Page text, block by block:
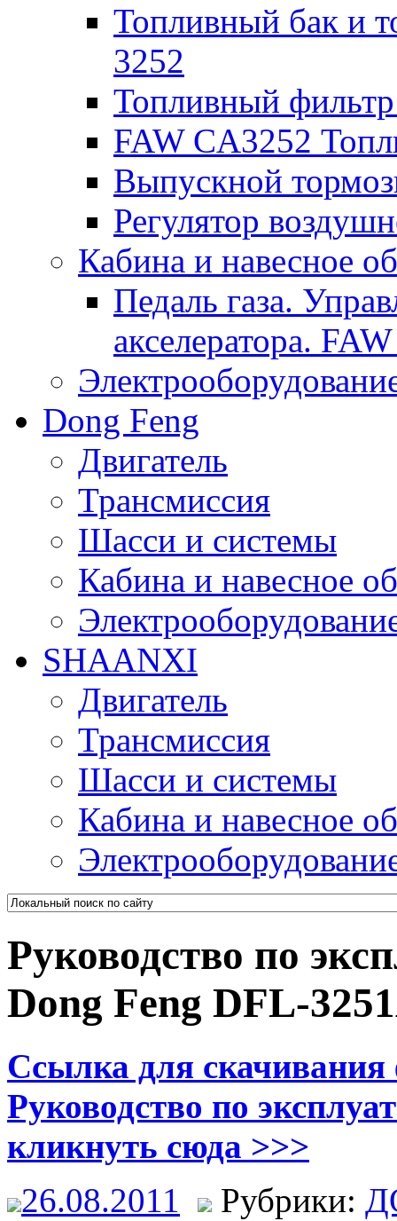
Топливный бак и
3252
Топливный
FAW CA3252
Выпускной
Регулятор
Кабина и навесное
Педаль газа.
акселератора.
Dong Feng
Двигатель
Трансмиссия
Шасси и системы
Кабина и навесное
SHAANXI
Двигатель
Трансмиссия
Шасси и системы
Кабина и навесное
Руководство по
Dong Feng DFL-
Ссылка для
Руководство по
кликнуть сюда >>>
26.08.2011
Рубрики: